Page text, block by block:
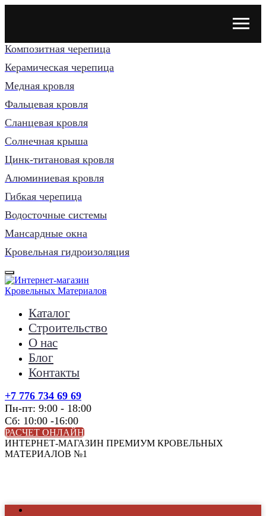
Композитная черепица
Керамическая черепица
Медная кровля
Фальцевая кровля
Сланцевая кровля
Солнечная крыша
Цинк-титановая кровля
Алюминиевая кровля
Гибкая черепица
Водосточные системы
Мансардные окна
Кровельная гидроизоляция
Каталог
Строительство
О нас
Блог
Контакты
+7 776 734 69 69
Пн-пт: 9:00 - 18:00
Сб: 10:00 -16:00
РАСЧЕТ ОНЛАЙН
ИНТЕРНЕТ-МАГАЗИН ПРЕМИУМ КРОВЕЛЬНЫХ
МАТЕРИАЛОВ №1